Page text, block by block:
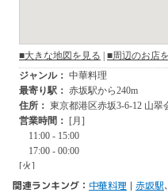
関連ランキング： 中華料理 | 赤坂駅、